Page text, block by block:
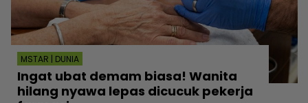
MSTAR | DUNIA
Ingat ubat demam biasa! Wanita
hilang nyawa lepas dicucuk pekerja